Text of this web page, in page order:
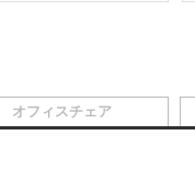
オフィスチェア